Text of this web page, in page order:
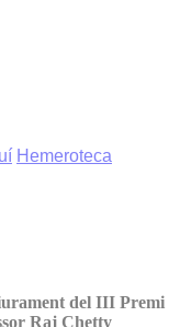
Hemeroteca
del III Premi
Raj Chetty